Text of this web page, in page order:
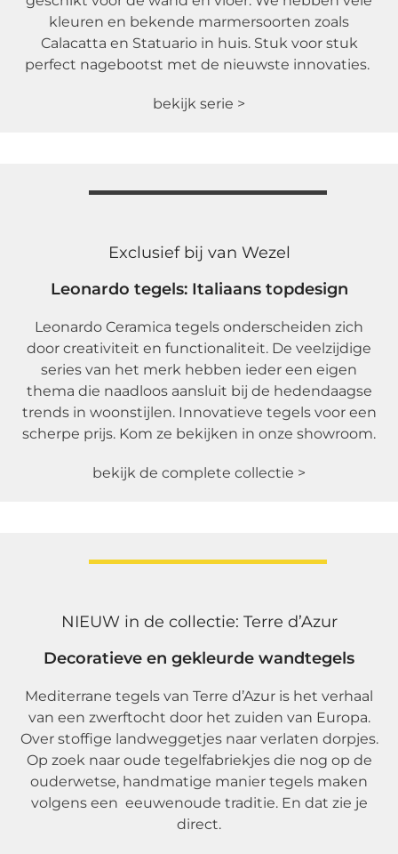
kleuren en bekende marmersoorten zoals
Calacatta en Statuario in huis. Stuk voor stuk
perfect nagebootst met de nieuwste innovaties.
bekijk serie >
Exclusief bij van Wezel
Leonardo tegels: Italiaans topdesign
Leonardo Ceramica tegels onderscheiden zich
door creativiteit en functionaliteit. De veelzijdige
series van het merk hebben ieder een eigen
thema die naadloos aansluit bij de hedendaagse
trends in woonstijlen. Innovatieve tegels voor een
scherpe prijs. Kom ze bekijken in onze showroom.
bekijk de complete collectie >
NIEUW in de collectie: Terre d’Azur
Decoratieve en gekleurde wandtegels
Mediterrane tegels van Terre d’Azur is het verhaal
van een zwerftocht door het zuiden van Europa.
Over stoffige landweggetjes naar verlaten dorpjes.
Op zoek naar oude tegelfabriekjes die nog op de
ouderwetse, handmatige manier tegels maken
volgens een eeuwenoude traditie. En dat zie je
direct.